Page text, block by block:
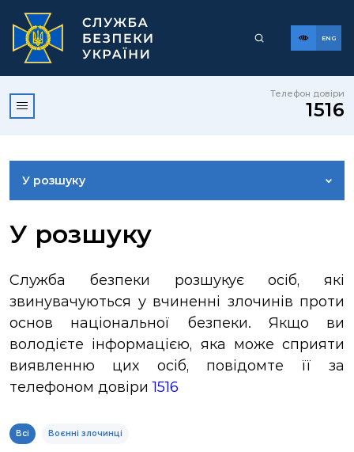
ENG
Телефон довіри
1516
У розшуку
КОРИСНА ІНФОРМАЦІЯ
ЗВІТИ
У розшуку
Служба безпеки розшукує осіб, які
звинувачуються у вчиненні злочинів проти
основ національної безпеки. Якщо ви
володієте інформацією, яка може сприяти
виявленню цих осіб, повідомте її за
телефоном довіри1516
Всі Воєнні злочинці